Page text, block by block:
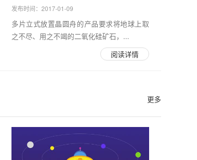
发布时间：2017-01-09
多片立式放置晶圆舟的产品要求将地球上取
之不尽、用之不竭的二氧化硅矿石，...
阅读详情
更多